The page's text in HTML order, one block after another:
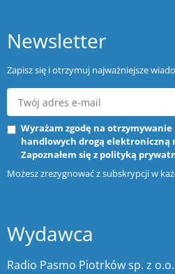
Newsletter
Zapisz się i otrzymuj najważniejsze
Wyrażam zgodę na
handlowych drogą elektroniczną
Zapoznałem się z polityką
Możesz zrezygnować z subskrypcji w
Wydawca
Radio Pasmo Piotrków sp. z o.o.